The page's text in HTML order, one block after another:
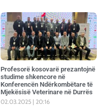
Profesorë kosovarë prezantojnë
studime shkencore në
Konferencën Ndërkombëtare të
Mjekësisë Veterinare në Durrës
02.03.2025
20:16